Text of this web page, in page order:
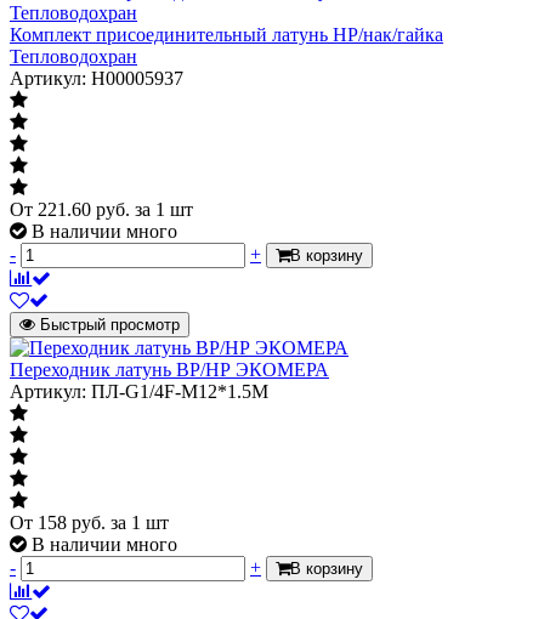
Комплект присоединительный латунь НР/нак/гайка
Тепловодохран
Артикул: Н00005937
От 221.60 руб. за 1 шт
В наличии много
-
+ В корзину
Быстрый просмотр
Переходник латунь ВР/НР ЭКОМЕРА
Артикул: ПЛ-G1/4F-M12*1.5M
От 158 руб. за 1 шт
В наличии много
-
+ В корзину